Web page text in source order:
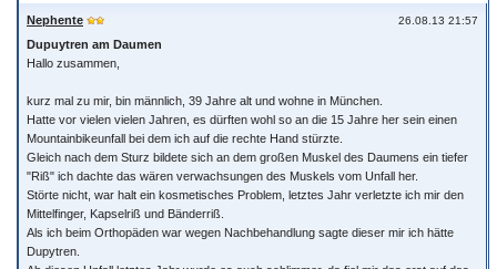
26.08.13 21:57
Nephente
Dupuytren am Daumen
Hallo zusammen,
kurz mal zu mir, bin männlich, 39 Jahre alt und wohne in München.
Hatte vor vielen vielen Jahren, es dürften wohl so an die 15 Jahre her sein einen
Mountainbikeunfall bei dem ich auf die rechte Hand stürzte.
Gleich nach dem Sturz bildete sich an dem großen Muskel des Daumens ein tiefer
"Riß" ich dachte das wären verwachsungen des Muskels vom Unfall her.
Störte nicht, war halt ein kosmetisches Problem, letztes Jahr verletzte ich mir den
Mittelfinger, Kapselriß und Bänderriß.
Als ich beim Orthopäden war wegen Nachbehandlung sagte dieser mir ich hätte
Dupytren.